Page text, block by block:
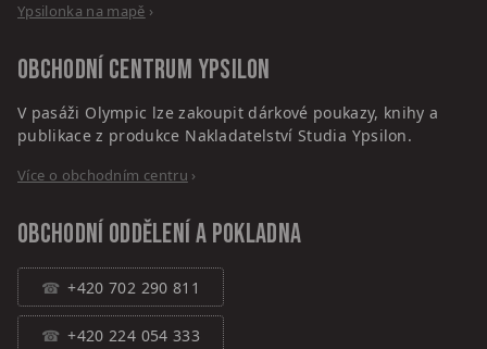
Ypsilonka na mapě ›
Obchodní centrum Ypsilon
V pasáži Olympic lze zakoupit dárkové poukazy, knihy a
publikace z produkce Nakladatelství Studia Ypsilon.
Více o obchodním centru ›
Obchodní oddělení a pokladna
+420 702 290 811
+420 224 054 333